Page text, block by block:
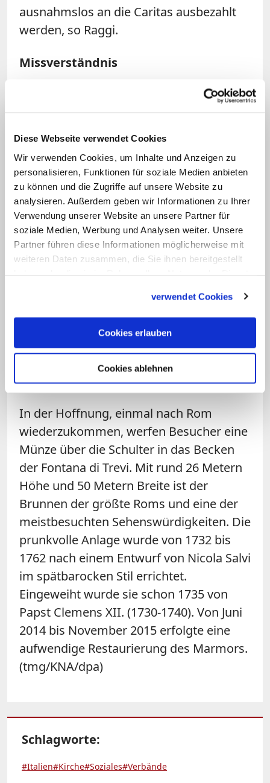
Diese Webseite verwendet Cookies
Wir verwenden Cookies, um Inhalte und Anzeigen zu
personalisieren, Funktionen für soziale Medien anbieten
zu können und die Zugriffe auf unsere Website zu
analysieren. Außerdem geben wir Informationen zu Ihrer
Verwendung unserer Website an unsere Partner für
soziale Medien, Werbung und Analysen weiter. Unsere
Partner führen diese Informationen möglicherweise mit
weiteren Daten zusammen, die Sie ihnen bereitgestellt
verwendet Cookies
Cookies erlauben
Cookies ablehnen
ausnahmslos an die Caritas ausbezahlt
werden, so Raggi.
Missverständnis
Seit 2001 ging das Geld an die Caritas des
50 Sozialeinrichtungen und 145
betreibt. Vom 1. April an sollten die
Einnahmen aus dem Brunnen auf
verschiedene Organisationen verteilt
werden, aber auch in den Erhalt
städtischer Kulturgüter fließen.
Mitteilung der Stadtverwaltung vom
Medienberichten zufolge hatte sie sich
am Sonntag mit den beteiligten
Ressortchefs für eine "Klärung"
getroffen.
In der Hoffnung, einmal nach Rom
wiederzukommen, werfen Besucher eine
Münze über die Schulter in das Becken
der Fontana di Trevi. Mit rund 26 Metern
Höhe und 50 Metern Breite ist der
Brunnen der größte Roms und eine der
meistbesuchten Sehenswürdigkeiten. Die
prunkvolle Anlage wurde von 1732 bis
1762 nach einem Entwurf von Nicola Salvi
im spätbarocken Stil errichtet.
Eingeweiht wurde sie schon 1735 von
Papst Clemens XII. (1730-1740). Von Juni
2014 bis November 2015 erfolgte eine
aufwendige Restaurierung des Marmors.
(tmg/KNA/dpa)
Schlagworte:
#Italien#Kirche#Soziales#Verbände